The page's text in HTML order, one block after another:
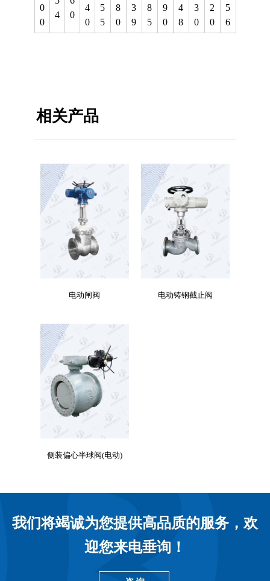
0
0
4
0
4
0
5
5
8
0
3
9
8
5
9
0
4
8
3
0
2
0
5
6
相关产品
电动闸阀 电动铸钢截止阀
侧装偏心半球阀(电动)
我们将竭诚为您提供高品质的服务，欢
迎您来电垂询！